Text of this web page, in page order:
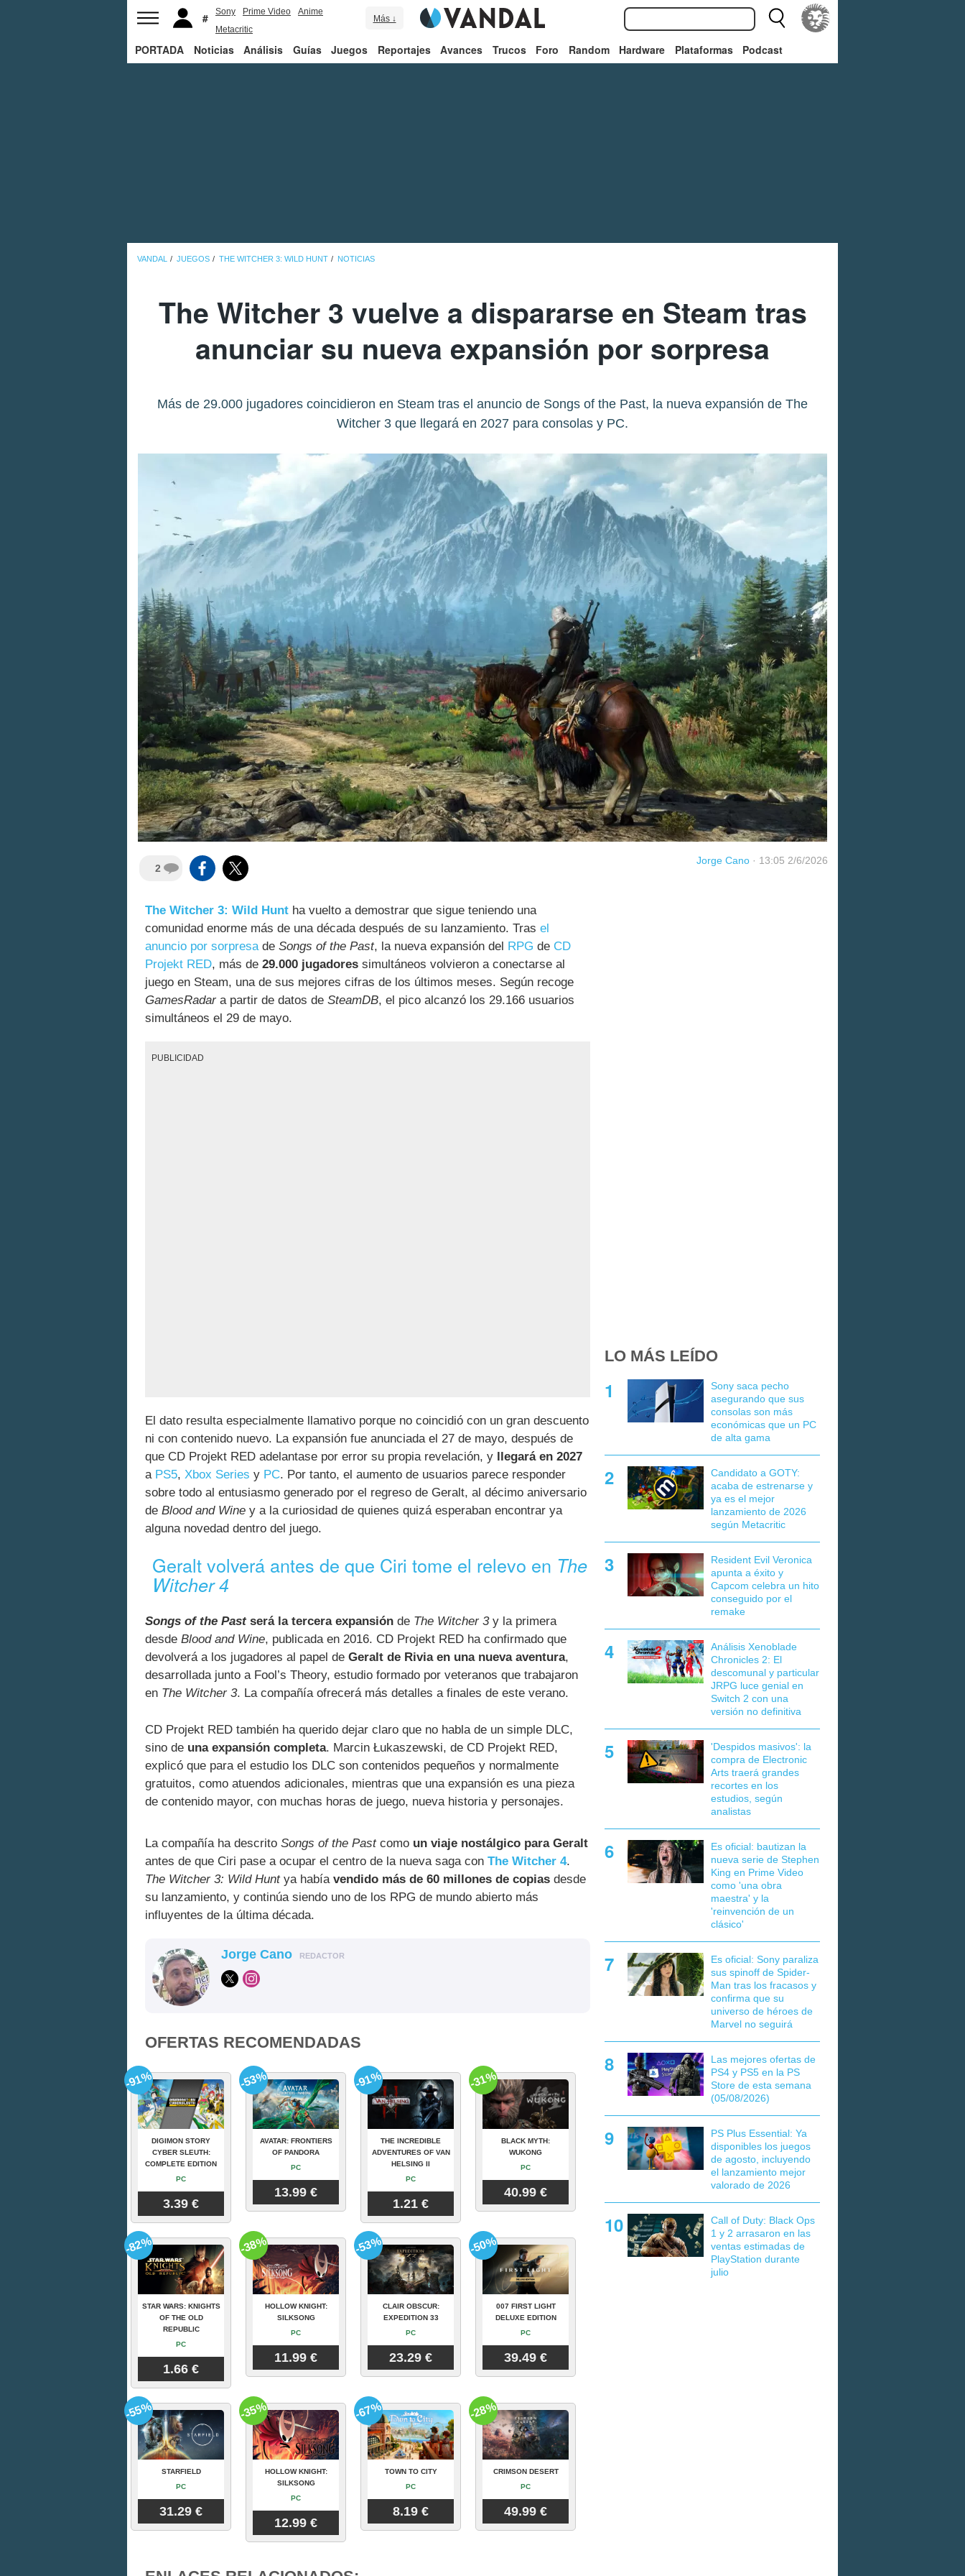
Sony Prime Video
Anime
Metacritic
Más ↓
PORTADA Noticias Análisis Guías Juegos Reportajes Avances Trucos Foro Random Hardware Plataformas Podcast
VANDAL JUEGOS THE WITCHER 3: WILD HUNT NOTICIAS
The Witcher 3 vuelve a dispararse en Steam tras
anunciar su nueva expansión por sorpresa
Más de 29.000 jugadores coincidieron en Steam tras el anuncio de Songs of the Past, la nueva expansión de The
Witcher 3 que llegará en 2027 para consolas y PC.
2
Jorge Cano · 13:05 2/6/2026
The Witcher 3: Wild Hunt ha vuelto a demostrar que sigue teniendo una
comunidad enorme más de una década después de su lanzamiento. Tras el
anuncio por sorpresade Songs of the Past, la nueva expansión del RPG de CD
Projekt RED, más de 29.000 jugadores simultáneos volvieron a conectarse al
juego en Steam, una de sus mejores cifras de los últimos meses. Según recoge
GamesRadara partir de datos de SteamDB, el pico alcanzó los 29.166 usuarios
simultáneos el 29 de mayo.
PUBLICIDAD
El dato resulta especialmente llamativo porque no coincidió con un gran descuento
ni con contenido nuevo. La expansión fue anunciada el 27 de mayo, después de
que CD Projekt RED adelantase por error su propia revelación, y llegará en 2027
a PS5, Xbox Series y PC. Por tanto, el aumento de usuarios parece responder
sobre todo al entusiasmo generado por el regreso de Geralt, al décimo aniversario
de Blood and Wine y a la curiosidad de quienes quizá esperaban encontrar ya
alguna novedad dentro del juego.
Geralt volverá antes de que Ciri tome el relevo en The
Witcher 4
Songs of the Pastserá la tercera expansión de The Witcher 3y la primera
desde Blood and Wine, publicada en 2016. CD Projekt RED ha confirmado que
devolverá a los jugadores al papel de Geralt de Rivia en una nueva aventura,
desarrollada junto a Fool’s Theory, estudio formado por veteranos que trabajaron
en The Witcher 3. La compañía ofrecerá más detalles a finales de este verano.
CD Projekt RED también ha querido dejar claro que no habla de un simple DLC,
sino de una expansión completa. Marcin Łukaszewski, de CD Projekt RED,
explicó que para el estudio los DLC son contenidos pequeños y normalmente
gratuitos, como atuendos adicionales, mientras que una expansión es una pieza
de contenido mayor, con muchas horas de juego, nueva historia y personajes.
La compañía ha descrito Songs of the Pastcomo un viaje nostálgico para Geralt
antes de que Ciri pase a ocupar el centro de la nueva saga con The Witcher 4.
The Witcher 3: Wild Huntya había vendido más de 60 millones de copias desde
su lanzamiento, y continúa siendo uno de los RPG de mundo abierto más
influyentes de la última década.
Jorge Cano REDACTOR
OFERTAS RECOMENDADAS
DIGIMON STORY
CYBER SLEUTH:
COMPLETE EDITION
PC
3.39 €
-91%
AVATAR: FRONTIERS
OF PANDORA
PC
13.99 €
-53%
THE INCREDIBLE
ADVENTURES OF VAN
HELSING II
PC
1.21 €
-91%
BLACK MYTH:
WUKONG
PC
40.99 €
-31%
STAR WARS: KNIGHTS
OF THE OLD
REPUBLIC
PC
1.66 €
-82%
HOLLOW KNIGHT:
SILKSONG
PC
11.99 €
-38%
CLAIR OBSCUR:
EXPEDITION 33
PC
23.29 €
-53%
007 FIRST LIGHT
DELUXE EDITION
PC
39.49 €
-50%
STARFIELD
PC
31.29 €
-55%
HOLLOW KNIGHT:
SILKSONG
PC
12.99 €
-35%
TOWN TO CITY
PC
8.19 €
-67%
CRIMSON DESERT
PC
49.99 €
-28%
LO MÁS LEÍDO
Sony saca pecho
asegurando que sus
consolas son más
económicas que un PC
de alta gama
Candidato a GOTY:
acaba de estrenarse y
ya es el mejor
lanzamiento de 2026
según Metacritic
Resident Evil Veronica
apunta a éxito y
Capcom celebra un hito
conseguido por el
remake
Análisis Xenoblade
Chronicles 2: El
descomunal y particular
JRPG luce genial en
Switch 2 con una
versión no definitiva
'Despidos masivos': la
compra de Electronic
Arts traerá grandes
recortes en los
estudios, según
analistas
Es oficial: bautizan la
nueva serie de Stephen
King en Prime Video
como 'una obra
maestra' y la
'reinvención de un
clásico'
Es oficial: Sony paraliza
sus spinoff de Spider-
Man tras los fracasos y
confirma que su
universo de héroes de
Marvel no seguirá
Las mejores ofertas de
PS4 y PS5 en la PS
Store de esta semana
(05/08/2026)
PS Plus Essential: Ya
disponibles los juegos
de agosto, incluyendo
el lanzamiento mejor
valorado de 2026
Call of Duty: Black Ops
1 y 2 arrasaron en las
ventas estimadas de
PlayStation durante
julio